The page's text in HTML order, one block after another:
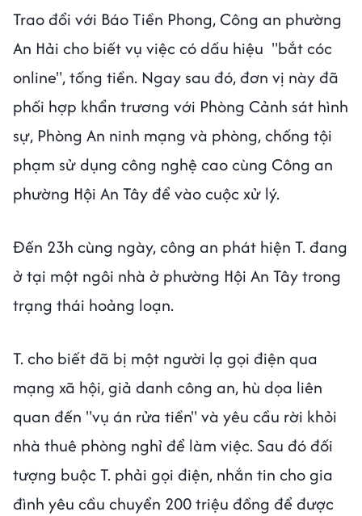
Trao đổi với Báo Tiền Phong, Công an phường
An Hải cho biết vụ việc có dấu hiệu "bắt cóc
online", tống tiền. Ngay sau đó, đơn vị này đã
phối hợp khẩn trương với Phòng Cảnh sát hình
sự, Phòng An ninh mạng và phòng, chống tội
phạm sử dụng công nghệ cao cùng Công an
phường Hội An Tây để vào cuộc xử lý.
Đến 23h cùng ngày, công an phát hiện T. đang
ở tại một ngôi nhà ở phường Hội An Tây trong
trạng thái hoảng loạn.
T. cho biết đã bị một người lạ gọi điện qua
mạng xã hội, giả danh công an, hù dọa liên
quan đến "vụ án rửa tiền" và yêu cầu rời khỏi
nhà thuê phòng nghỉ để làm việc. Sau đó đối
tượng buộc T. phải gọi điện, nhắn tin cho gia
đình yêu cầu chuyển 200 triệu đồng để được